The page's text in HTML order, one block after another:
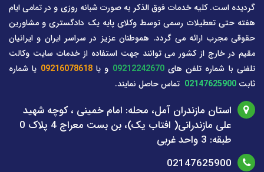
گردیده است. کلیه خدمات فوق الذکر به صورت شبانه روزی و در تمامی ایام
هفته حتی تعطیلات رسمی توسط وکلای پایه یک دادگستری و مشاورین
حقوقی مجرب ارائه می گردد. هموطنان عزیز در سراسر ایران و ایرانیان
مقیم در خارج از کشور می توانند جهت استفاده از خدمات سایت وکالت
تلفنی با شماره تلفن های09212242670 و یا09216078618 یا شماره
ثابت 02147625900 تماس حاصل نمایند.
استان مازندران آمل، محله: امام خمینی ، کوچه شهید
علی مازندرانی( افتاب یک)، بن بست معراج 4 پلاک 0
طبقه: 3 واحد غربی
02147625900